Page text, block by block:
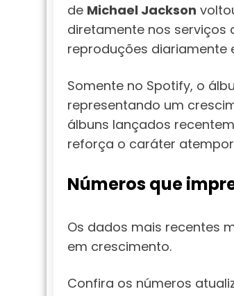
de Michael Jackson
diretamente nos serviços
reproduções diariamente
Somente no Spotify, o
representando um
álbuns lançados
reforça o caráter
Números que
Os dados mais recentes
em crescimento.
Confira os números